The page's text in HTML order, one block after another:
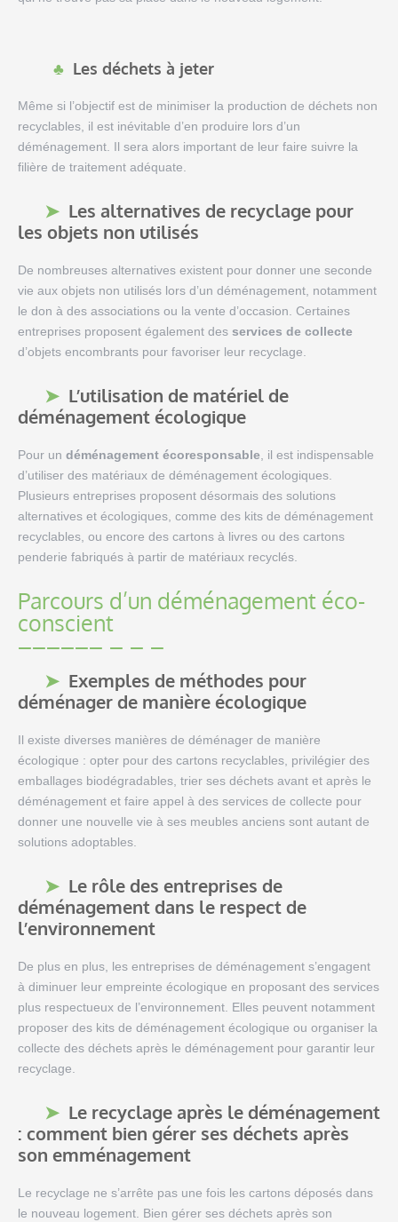
Les déchets à jeter
Même si l’objectif est de minimiser la production de déchets non
recyclables, il est inévitable d’en produire lors d’un
déménagement. Il sera alors important de leur faire suivre la
filière de traitement adéquate.
Les alternatives de recyclage pour
les objets non utilisés
De nombreuses alternatives existent pour donner une seconde
vie aux objets non utilisés lors d’un déménagement, notamment
le don à des associations ou la vente d’occasion. Certaines
entreprises proposent également des services de collecte
d’objets encombrants pour favoriser leur recyclage.
L’utilisation de matériel de
déménagement écologique
Pour un déménagement écoresponsable, il est indispensable
d’utiliser des matériaux de déménagement écologiques.
Plusieurs entreprises proposent désormais des solutions
alternatives et écologiques, comme des kits de déménagement
recyclables, ou encore des cartons à livres ou des cartons
penderie fabriqués à partir de matériaux recyclés.
Parcours d’un déménagement éco-
conscient
Exemples de méthodes pour
déménager de manière écologique
Il existe diverses manières de déménager de manière
écologique : opter pour des cartons recyclables, privilégier des
emballages biodégradables, trier ses déchets avant et après le
déménagement et faire appel à des services de collecte pour
donner une nouvelle vie à ses meubles anciens sont autant de
solutions adoptables.
Le rôle des entreprises de
déménagement dans le respect de
l’environnement
De plus en plus, les entreprises de déménagement s’engagent
à diminuer leur empreinte écologique en proposant des services
plus respectueux de l’environnement. Elles peuvent notamment
proposer des kits de déménagement écologique ou organiser la
collecte des déchets après le déménagement pour garantir leur
recyclage.
Le recyclage après le déménagement
: comment bien gérer ses déchets après
son emménagement
Le recyclage ne s’arrête pas une fois les cartons déposés dans
le nouveau logement. Bien gérer ses déchets après son